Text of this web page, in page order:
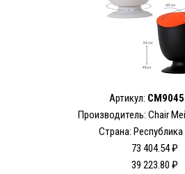
Артикул:
Производитель: Chair
Страна:
73 404.54 ₽
39 223.80 ₽